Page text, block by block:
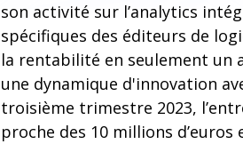
son activité sur l’analytics
spécifiques des éditeurs de
la rentabilité en seulement un
une dynamique d'innovation
troisième trimestre 2023,
proche des 10 millions